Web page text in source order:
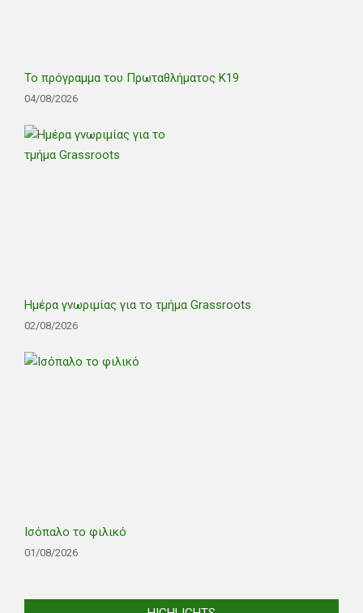
Το πρόγραμμα του Πρωταθλήματος Κ19
04/08/2026
Ημέρα γνωριμίας για το τμήμα Grassroots
02/08/2026
Ισόπαλο το φιλικό
01/08/2026